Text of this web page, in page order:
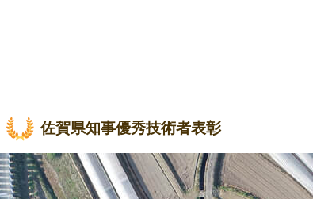
佐賀県知事優秀技術者表彰